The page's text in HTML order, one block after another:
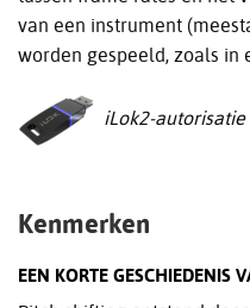
van een instrument
worden gespeeld, zoals in
iLok2-
Kenmerken
EEN KORTE GESCHIEDENIS